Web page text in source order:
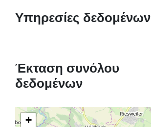
Υπηρεσίες δεδομένων
Έκταση συνόλου
δεδομένων
+